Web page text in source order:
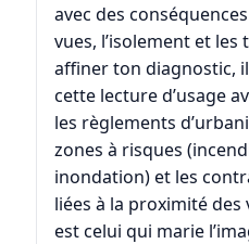
avec des
vues, l’isolement et les
affiner ton diagnostic,
cette lecture d’usage
les règlements
zones à risques
inondation) et les
liées à la proximité
est celui qui marie